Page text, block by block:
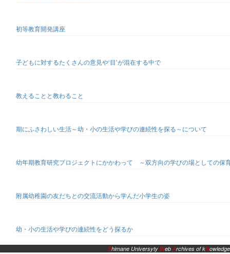
初等教育開発講座
子どもに対するたくさんの意見や‘目’が混在する中で
教えることと教わること
期にふさわしい生活～幼・小の生活や学びの連続性を探る～について
幼年期教育研究プロジェクトにかかわって ～双方向の学びの場としての保
附属幼稚園の友だちとの交流活動から学んだ小学生の姿
幼・小の生活や学びの連続性をどう探るか
Shimane Universyty WebArchives of kNowledge